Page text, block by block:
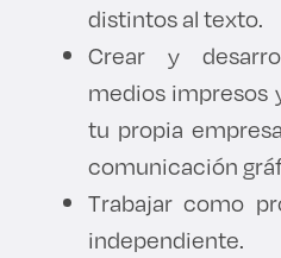
Derecho
Prepa ITESO
Sustentabilidad
distintos al texto.
Crear y
medios impresos
tu propia
comunicación
Trabajar como
independiente.